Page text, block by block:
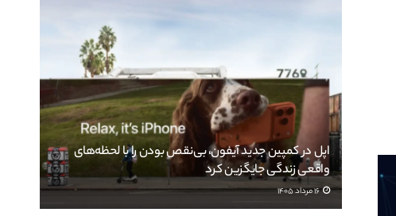
اپل در کمپین جدید آیفون، بی‌نقص بودن را با لحظه‌های
واقعی زندگی جایگزین کرد
16 مرداد 1405